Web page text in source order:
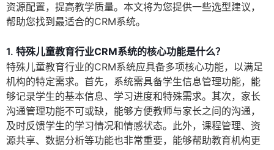
资源配置，提高教学质量。本文将为您提供一些选型建议，
帮助您找到最适合的CRM系统。
1. 特殊儿童教育行业CRM系统的核心功能是什么？
特殊儿童教育行业的CRM系统应具备多项核心功能，以满足
机构的特定需求。首先，系统需具备学生信息管理功能，能
够记录学生的基本信息、学习进度和特殊需求。其次，家长
沟通管理功能不可或缺，能够方便教师与家长之间的沟通，
及时反馈学生的学习情况和情感状态。此外，课程管理、资
源共享、数据分析等功能也非常重要，能够帮助教育机构更